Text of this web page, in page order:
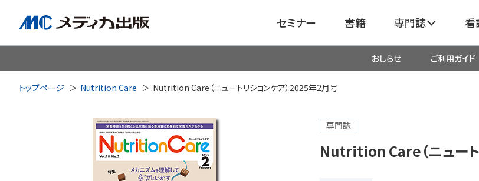
セミナー 書籍 専門誌
看護
看
脳神経 循環器 心臓血管
透析・腎臓・血液浄化 がん
耳鼻咽喉科 産科・婦人科・周産期・助産
おしらせ ご利用ガイド
トップページ Nutrition Care Nutrition Care（ニュートリションケア）2025年2月号
専門誌
Nutrition Care（ニュー